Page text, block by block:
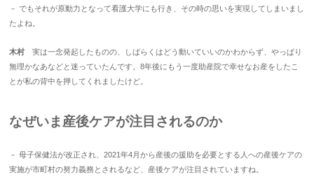
－ でもそれが原動力となって看護大学にも行き、その時の思いを実現してしまいまし
たよね。
木村実は一念発起したものの、しばらくはどう動いていいのかわからず、やっぱり
無理かなあなどと迷っていたんです。8年後にもう一度助産院で幸せなお産をしたこ
とが私の背中を押してくれましたけど。
なぜいま産後ケアが注目されるのか
－ 母子保健法が改正され、2021年4月から産後の援助を必要とする人への産後ケアの
実施が市町村の努力義務とされるなど、産後ケアが注目されていますね。